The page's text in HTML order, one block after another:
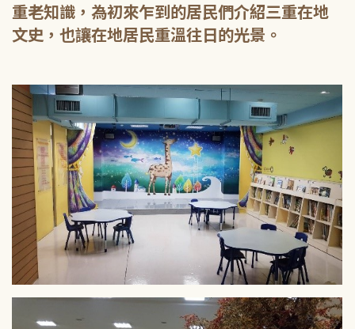
重老知識，為初來乍到的居民們介紹三重在地
文史，也讓在地居民重溫往日的光景。